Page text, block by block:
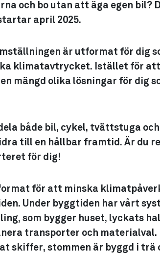
och bo utan att äga egen bil?
april 2025.
är utformat för dig
klimatavtrycket. Istället för
mängd olika lösningar för dig
både bil, cykel, tvättstuga
till en hållbar framtid. Är du
för dig!
för att minska
Under byggtiden har vårt
som bygger huset, lyckats
transporter och materialval.
skiffer, stommen är byggd i trä